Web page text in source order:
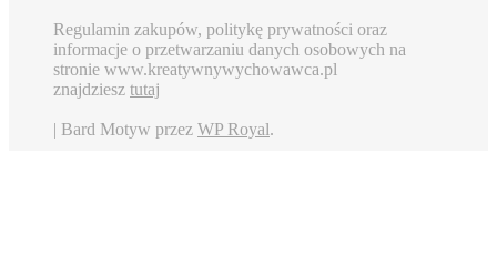
Regulamin zakupów, politykę prywatności oraz
informacje o przetwarzaniu danych osobowych na
stronie www.kreatywnywychowawca.pl
znajdziesz tutaj
| Bard Motyw przez WP Royal.